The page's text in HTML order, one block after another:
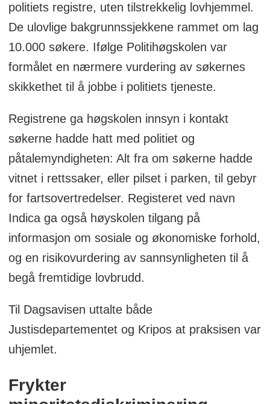
politiets registre, uten tilstrekkelig lovhjemmel.
De ulovlige bakgrunnssjekkene rammet om lag
10.000 søkere. Ifølge Politihøgskolen var
formålet en nærmere vurdering av søkernes
skikkethet til å jobbe i politiets tjeneste.
Registrene ga høgskolen innsyn i kontakt
søkerne hadde hatt med politiet og
påtalemyndigheten: Alt fra om søkerne hadde
vitnet i rettssaker, eller pilset i parken, til gebyr
for fartsovertredelser. Registeret ved navn
Indica ga også høyskolen tilgang på
informasjon om sosiale og økonomiske forhold,
og en risikovurdering av sannsynligheten til å
begå fremtidige lovbrudd.
Til Dagsavisen uttalte både
Justisdepartementet og Kripos at praksisen var
uhjemlet.
Frykter